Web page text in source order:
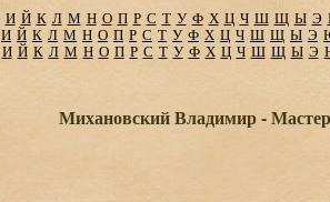
И Й К Л М Н О П Р С Т У Ф Х Ц Ч Ш Щ Ы Э
И Й К Л М Н О П Р С Т У Ф Х Ц Ч Ш Щ Ы Э
И Й К Л М Н О П Р С Т У Ф Х Ц Ч Ш Щ Ы Э
Михановский Владимир -